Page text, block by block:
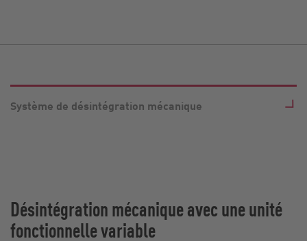
Système de désintégration mécanique
Désintégration mécanique avec une unité
fonctionnelle variable